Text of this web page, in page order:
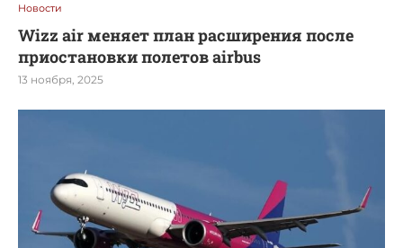
Новости
Wizz air меняет план расширения после
приостановки полетов airbus
13 ноября, 2025